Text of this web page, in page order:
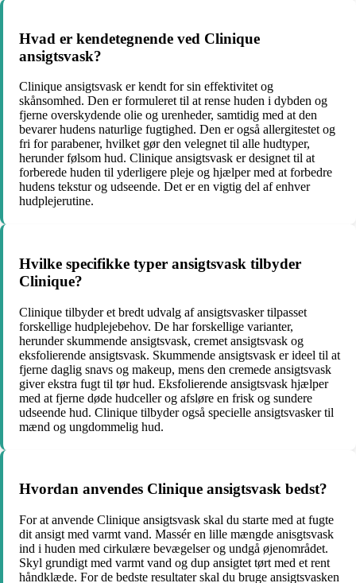
Hvad er kendetegnende ved Clinique
ansigtsvask?
Clinique ansigtsvask er kendt for sin effektivitet og
skånsomhed. Den er formuleret til at rense huden i dybden og
fjerne overskydende olie og urenheder, samtidig med at den
bevarer hudens naturlige fugtighed. Den er også allergitestet og
fri for parabener, hvilket gør den velegnet til alle hudtyper,
herunder følsom hud. Clinique ansigtsvask er designet til at
forberede huden til yderligere pleje og hjælper med at forbedre
hudens tekstur og udseende. Det er en vigtig del af enhver
hudplejerutine.
Hvilke specifikke typer ansigtsvask tilbyder
Clinique?
Clinique tilbyder et bredt udvalg af ansigtsvasker tilpasset
forskellige hudplejebehov. De har forskellige varianter,
herunder skummende ansigtsvask, cremet ansigtsvask og
eksfolierende ansigtsvask. Skummende ansigtsvask er ideel til at
fjerne daglig snavs og makeup, mens den cremede ansigtsvask
giver ekstra fugt til tør hud. Eksfolierende ansigtsvask hjælper
med at fjerne døde hudceller og afsløre en frisk og sundere
udseende hud. Clinique tilbyder også specielle ansigtsvasker til
mænd og ungdommelig hud.
Hvordan anvendes Clinique ansigtsvask bedst?
For at anvende Clinique ansigtsvask skal du starte med at fugte
dit ansigt med varmt vand. Massér en lille mængde anisgtsvask
ind i huden med cirkulære bevægelser og undgå øjenområdet.
Skyl grundigt med varmt vand og dup ansigtet tørt med et rent
håndklæde. For de bedste resultater skal du bruge ansigtsvasken